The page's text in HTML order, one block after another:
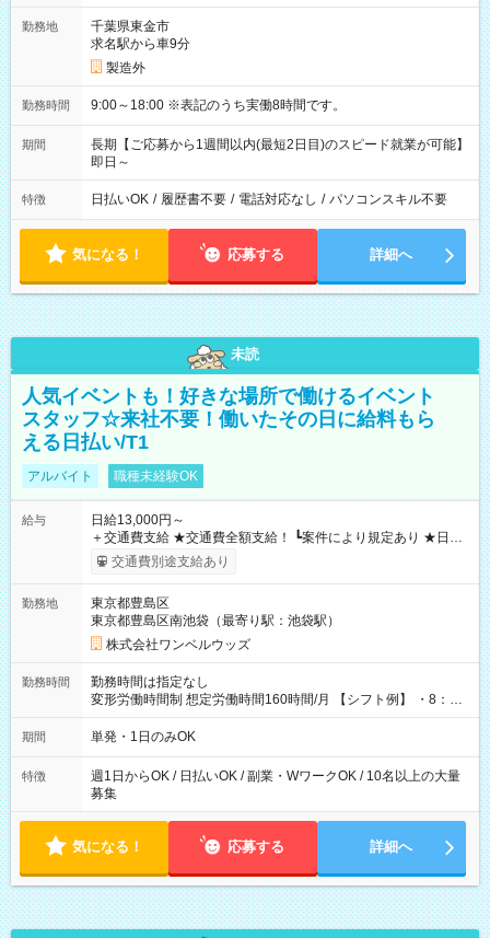
勤務地
千葉県東金市
求名駅から車9分
製造外
勤務時間 9:00～18:00 ※表記のうち実働8時間です。
期間
長期【ご応募から1週間以内(最短2日目)のスピード就業が可能】
即日～
特徴 日払いOK / 履歴書不要 / 電話対応なし / パソコンスキル不要
気になる！ 応募する 詳細へ
未読
人気イベントも！好きな場所で働けるイベント
スタッフ☆来社不要！働いたその日に給料もら
える日払い/T1
アルバイト 職種未経験OK
給与
日給13,000円～
＋交通費支給 ★交通費全額支給！ ┗案件により規定あり ★日払
いOK！（規定あり） ┗働いたその日に現金GET♪ お仕事後はコ
ンビニATMから 日払い分を引き落とせます！ 【試用期間】試
交通費別途支給あり
勤務地
東京都豊島区
東京都豊島区南池袋（最寄り駅：池袋駅）
株式会社ワンベルウッズ
勤務時間
勤務時間は指定なし
変形労働時間制 想定労働時間160時間/月 【シフト例】 ・8：00
～21：00
期間 単発・1日のみOK
特徴
週1日からOK / 日払いOK / 副業・WワークOK / 10名以上の大量
募集
気になる！ 応募する 詳細へ